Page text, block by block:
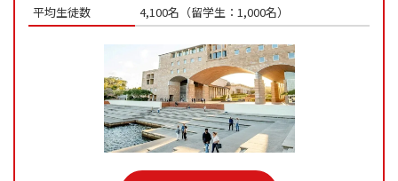
平均生徒数
4,100名（留学生：1,000名）